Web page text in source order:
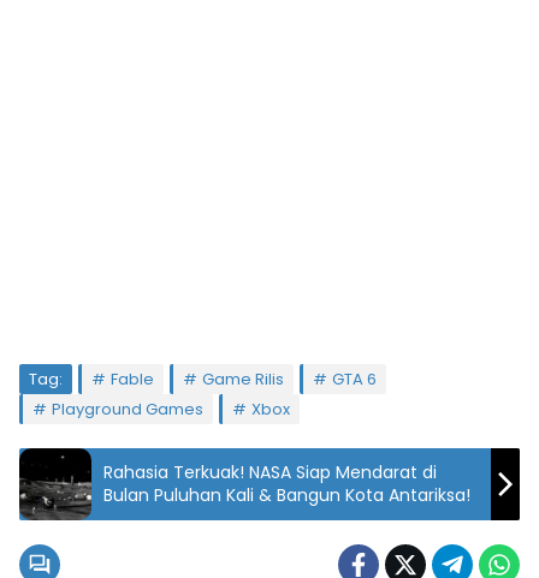
Tag: Fable Game Rilis
GTA 6
Playground Games
Xbox
Rahasia Terkuak! NASA Siap Mendarat di
Bulan Puluhan Kali & Bangun Kota Antariksa!